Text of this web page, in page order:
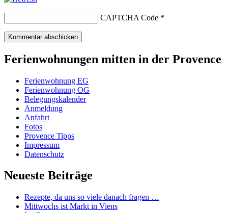
CAPTCHA Code *
Ferienwohnungen mitten in der Provence
Ferienwohnung EG
Ferienwohnung OG
Belegungskalender
Anmeldung
Anfahrt
Fotos
Provence Tipps
Impressum
Datenschutz
Neueste Beiträge
Rezepte, da uns so viele danach fragen …
Mittwochs ist Markt in Viens